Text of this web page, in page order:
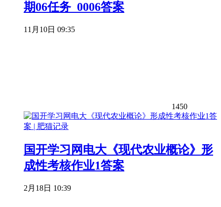
期06任务_0006答案
11月10日 09:35
1450
国开学习网电大《现代农业概论》形
成性考核作业1答案
2月18日 10:39